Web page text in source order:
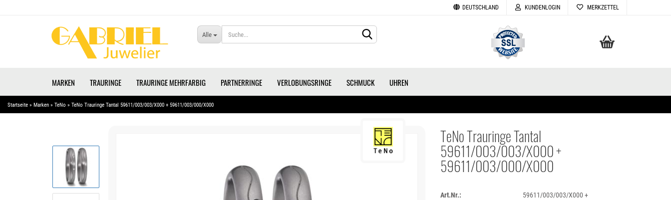
DEUTSCHLAND
Lieferland
KUNDENLOGIN
KONTO ERSTELLEN
PASSWORT VERGESSEN
MERKZETTEL
Alle
MARKEN TRAURINGE TRAURINGE MEHRFARBIG PARTNERRINGE VERLOBUNGSRINGE SCHMUCK UHREN
Startseite » Marken » TeNo » TeNo Trauringe Tantal 59611/003/003/X000 + 59611/003/000/X000
TeNo Trauringe Tantal
59611/003/003/X000 +
59611/003/000/X000
Art.Nr.:
59611/003/003/X000 +